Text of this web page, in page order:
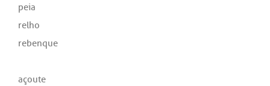
peia
relho
rebenque
açoute